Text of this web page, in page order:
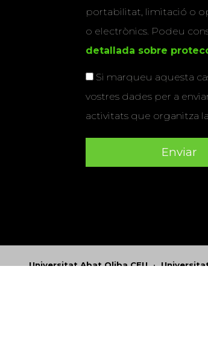
portabilitat, limitació o
o electrònics. Podeu
detallada sobre
Si marqueu aquesta
vostres dades per a
activitats que organitza la
Universitat Abat Oliba CEU•